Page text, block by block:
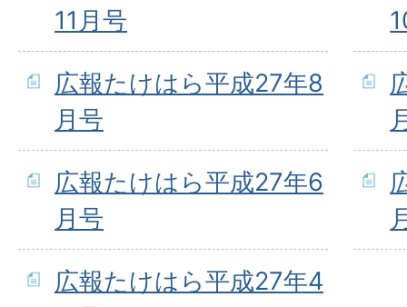
11月号
広報たけはら平成27年8
月号
広報たけはら平成27年6
月号
広報たけはら平成27年4